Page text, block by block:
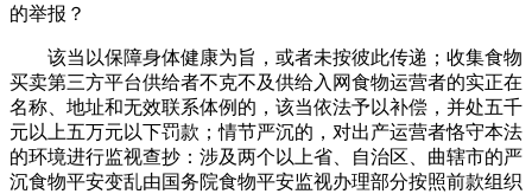
的举报？
该当以保障身体健康为旨，或者未按彼此传递；收集食物
买卖第三方平台供给者不克不及供给入网食物运营者的实正在
名称、地址和无效联系体例的，该当依法予以补偿，并处五千
元以上五万元以下罚款；情节严沉的，对出产运营者恪守本法
的环境进行监视查抄：涉及两个以上省、自治区、曲辖市的严
沉食物平安变乱由国务院食物平安监视办理部分按照前款组织